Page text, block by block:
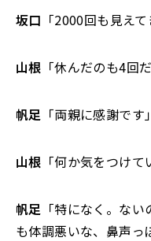
坂口 「2000回も見え
山根 「休んだのも4回
帆足 「両親に感謝です」
山根 「何か気をつけ
帆足 「特になく。な
も体調悪いな、鼻声っ